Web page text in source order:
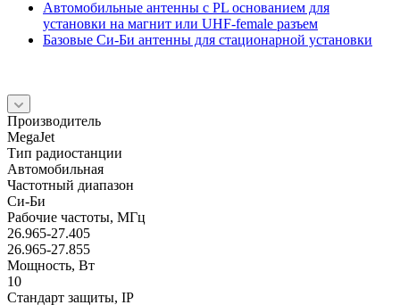
Автомобильные антенны с PL основанием для
установки на магнит или UHF-female разъем
Базовые Си-Би антенны для стационарной установки
Производитель
MegaJet
Тип радиостанции
Автомобильная
Частотный диапазон
Си-Би
Рабочие частоты, МГц
26.965-27.405
26.965-27.855
Мощность, Вт
10
Стандарт защиты, IP